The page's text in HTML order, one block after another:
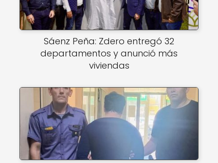
Sáenz Peña: Zdero entregó 32
departamentos y anunció más
viviendas